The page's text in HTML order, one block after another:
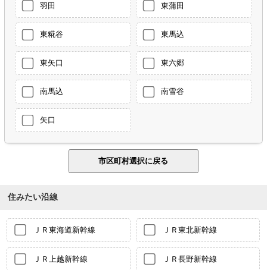
羽田 東蒲田
東糀谷 東馬込
東矢口 東六郷
南馬込 南雪谷
矢口
住みたい沿線
ＪＲ東海道新幹線 ＪＲ東北新幹線
ＪＲ上越新幹線 ＪＲ長野新幹線